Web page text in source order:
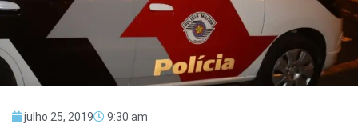
julho 25, 2019 9:30 am